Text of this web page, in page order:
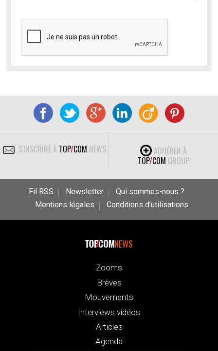
S'INSCRIRE À TOP/COM NEWS
ADHÉRER À
TOP/COM GROUP
Fil RSS Newsletter
Qui sommes-nous ?
Mentions légales
Conditions d’utilisations
NEWS
Zooms
Brèves
Mouvements
Interviews vidéos
Articles
Agenda